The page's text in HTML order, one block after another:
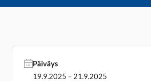
Päiväys
19.9.2025 – 21.9.2025